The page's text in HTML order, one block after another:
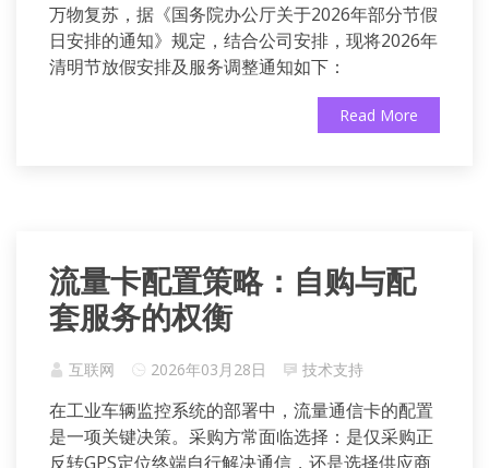
万物复苏，据《国务院办公厅关于2026年部分节假
日安排的通知》规定，结合公司安排，现将2026年
清明节放假安排及服务调整通知如下：
Read More
流量卡配置策略：自购与配
套服务的权衡
互联网 2026年03月28日 技术支持
在工业车辆监控系统的部署中，流量通信卡的配置
是一项关键决策。采购方常面临选择：是仅采购正
反转GPS定位终端自行解决通信，还是选择供应商